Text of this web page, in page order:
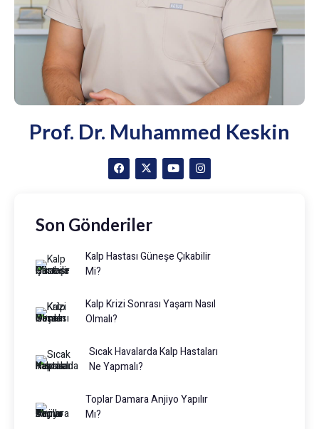
Prof. Dr. Muhammed Keskin
Son Gönderiler
Kalp Hastası Güneşe Çıkabilir
Mi?
Kalp Krizi Sonrası Yaşam Nasıl
Olmalı?
Sıcak Havalarda Kalp Hastaları
Ne Yapmalı?
Toplar Damara Anjiyo Yapılır
Mı?